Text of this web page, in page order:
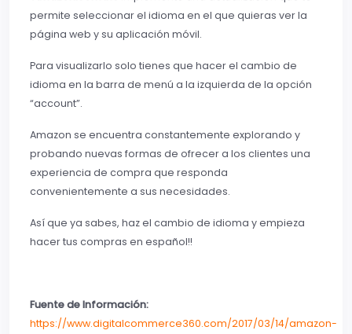
permite seleccionar el idioma en el que quieras ver la
página web y su aplicación móvil.
Para visualizarlo solo tienes que hacer el cambio de
idioma en la barra de menú a la izquierda de la opción
“account”.
Amazon se encuentra constantemente explorando y
probando nuevas formas de ofrecer a los clientes una
experiencia de compra que responda
convenientemente a sus necesidades.
Así que ya sabes, haz el cambio de idioma y empieza
hacer tus compras en español!!
Fuente de Información:
https://www.digitalcommerce360.com/2017/03/14/amazon-